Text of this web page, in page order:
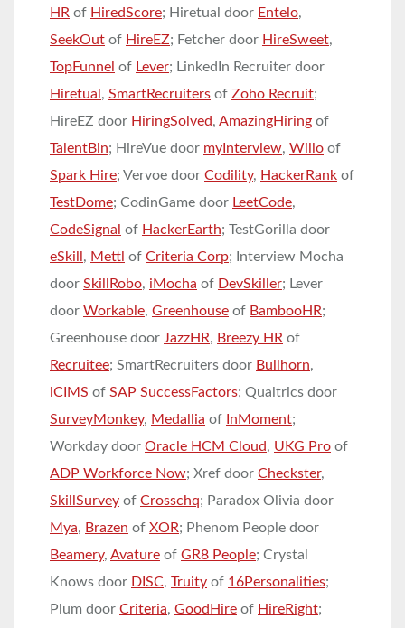
HR of HiredScore; Hiretual door Entelo,
SeekOut of HireEZ; Fetcher door HireSweet,
TopFunnel of Lever; LinkedIn Recruiter door
Hiretual , SmartRecruiters of Zoho Recruit;
HireEZ door HiringSolved, AmazingHiring of
TalentBin; HireVue door myInterview, Willo of
Spark Hire; Vervoe door Codility, HackerRank of
TestDome; CodinGame door LeetCode,
CodeSignal of HackerEarth; TestGorilla door
eSkill , Mettl of Criteria Corp; Interview Mocha
door SkillRobo, iMocha of DevSkiller; Lever
door Workable, Greenhouse of BambooHR;
Greenhouse door JazzHR, Breezy HR of
Recruitee; SmartRecruiters door Bullhorn,
iCIMS of SAP SuccessFactors; Qualtrics door
SurveyMonkey, Medallia of InMoment;
Workday door Oracle HCM Cloud, UKG Pro of
ADP Workforce Now; Xref door Checkster,
SkillSurvey of Crosschq; Paradox Olivia door
Mya, Brazen of XOR; Phenom People door
Beamery, Avature of GR8 People; Crystal
Knows door DISC, Truity of 16Personalities;
Plum door Criteria, GoodHire of HireRight;